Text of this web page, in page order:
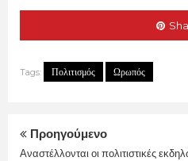
Tags: Πολιτισμός Ωρωπός
Προηγούμενο
Αναστέλλονται οι πολιτιστικές